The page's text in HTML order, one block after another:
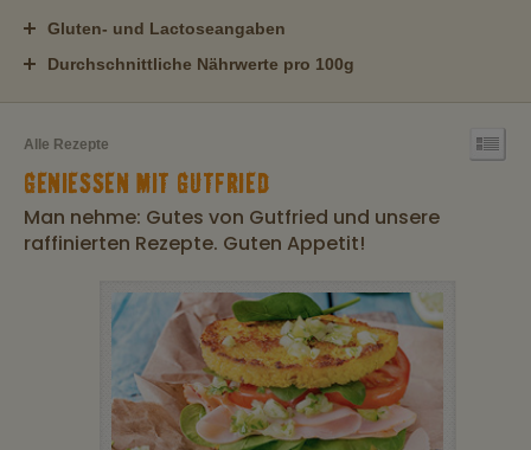
Gluten- und Lactoseangaben
Durchschnittliche Nährwerte pro 100g
Alle Rezepte
GENIESSEN MIT GUTFRIED
Man nehme: Gutes von Gutfried und unsere
raffinierten Rezepte. Guten Appetit!